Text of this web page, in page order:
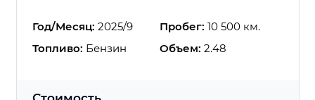
Год/Месяц: 2025/9 Пробег: 10 500 км.
Топливо: Бензин Объем: 2.48